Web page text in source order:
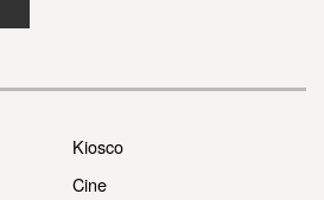
Kiosco
Cine